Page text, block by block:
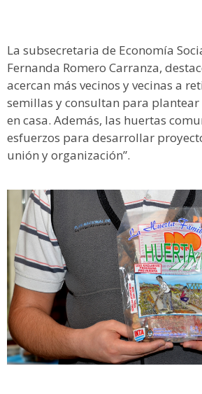
La subsecretaria de Economía
Fernanda Romero Carranza,
acercan más vecinos y vecinas a
semillas y consultan para
en casa. Además, las huertas
esfuerzos para desarrollar
unión y organización”.